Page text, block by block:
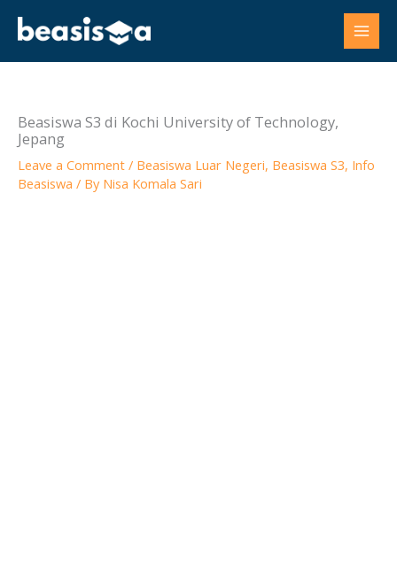
content
Beasiswa S3 di Kochi University of Technology,
Jepang
Leave a Comment / Beasiswa Luar Negeri, Beasiswa S3, Info
Beasiswa / By Nisa Komala Sari